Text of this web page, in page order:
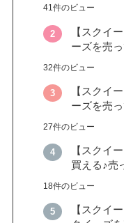
41件のビュー
【スクイ
ーズを売
32件のビュー
【スクイ
ーズを売
27件のビュー
【スクイ
買える♪売
18件のビュー
【スクイ